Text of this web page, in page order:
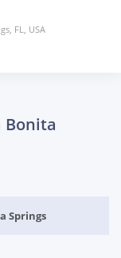
FL, USA
Bonita
Springs